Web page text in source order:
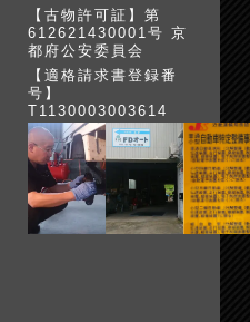
【古物許可証】第
612621430001号 京
都府公安委員会
【適格請求書登録番
号】
T1130003003614